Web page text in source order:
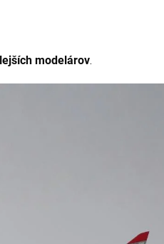
modelárov.